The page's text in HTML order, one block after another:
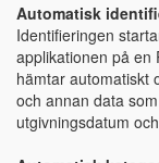
Automatisk
Identifieringen
applikationen på en
hämtar automatiskt
och annan data
utgivningsdatum